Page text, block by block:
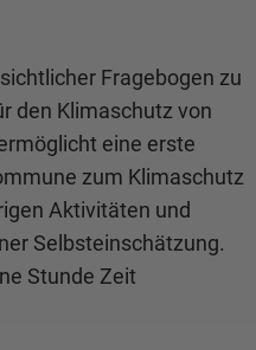
Fragebogen zu
den Klimaschutz von
eine erste
zum Klimaschutz
Aktivitäten und
Selbsteinschätzung.
Stunde Zeit